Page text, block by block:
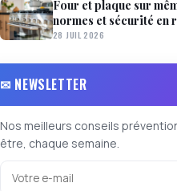
Four et plaque sur
normes et sécurité en
28 JUIL 2026
✉ NEWSLETTER
Nos meilleurs conseils
être, chaque semaine.